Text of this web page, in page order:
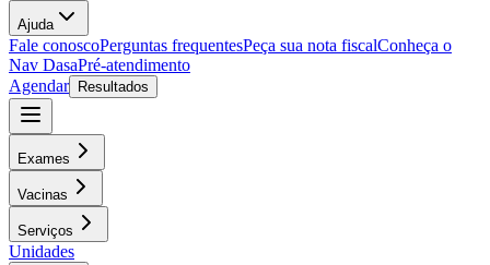
Ajuda
Fale conoscoPerguntas frequentesPeça sua nota fiscalConheça o
Nav DasaPré-atendimento
Agendar
Resultados
Exames
Vacinas
Serviços
Unidades